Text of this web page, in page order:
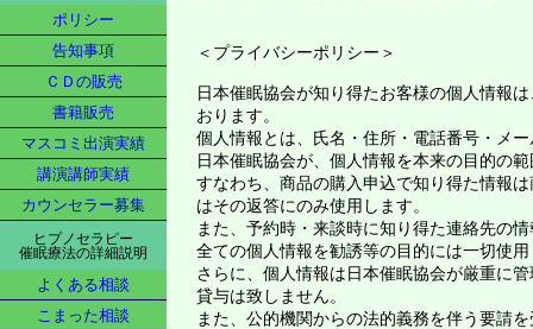
ポリシー
告知事項
ＣＤの販売
書籍販売
マスコミ出演実績
講演講師実績
カウンセラー募集
ヒプノセラピー
催眠療法の詳細説明
よくある相談
こまった相談
＜プライバシーポリシー＞
日本催眠協会が知り得たお客様の個人情報
おります。
個人情報とは、氏名・住所・電話番号・メ
日本催眠協会が、個人情報を本来の目的の
すなわち、商品の購入申込で知り得た情報
はその返答にのみ使用します。
また、予約時・来談時に知り得た連絡先の
全ての個人情報を勧誘等の目的には一切使
さらに、個人情報は日本催眠協会が厳重に
貸与は致しません。
また、公的機関からの法的義務を伴う要請